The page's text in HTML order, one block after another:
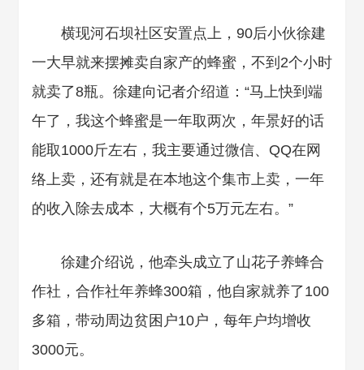
横现河石坝社区安置点上，90后小伙徐建
一大早就来摆摊卖自家产的蜂蜜，不到2个小时
就卖了8瓶。徐建向记者介绍道：“马上快到端
午了，我这个蜂蜜是一年取两次，年景好的话
能取1000斤左右，我主要通过微信、QQ在网
络上卖，还有就是在本地这个集市上卖，一年
的收入除去成本，大概有个5万元左右。”
徐建介绍说，他牵头成立了山花子养蜂合
作社，合作社年养蜂300箱，他自家就养了100
多箱，带动周边贫困户10户，每年户均增收
3000元。